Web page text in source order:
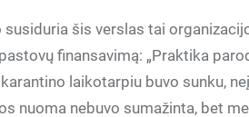
šis verslas tai
finansavimą: „Praktika
laikotarpiu buvo sunku,
nuoma nebuvo sumažinta, bet